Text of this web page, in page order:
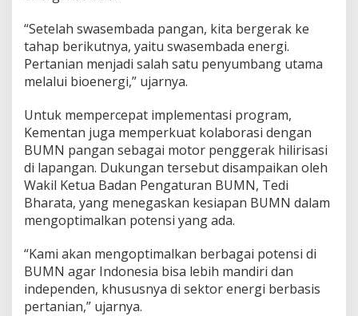
“Setelah swasembada pangan, kita bergerak ke
tahap berikutnya, yaitu swasembada energi.
Pertanian menjadi salah satu penyumbang utama
melalui bioenergi,” ujarnya.
Untuk mempercepat implementasi program,
Kementan juga memperkuat kolaborasi dengan
BUMN pangan sebagai motor penggerak hilirisasi
di lapangan. Dukungan tersebut disampaikan oleh
Wakil Ketua Badan Pengaturan BUMN, Tedi
Bharata, yang menegaskan kesiapan BUMN dalam
mengoptimalkan potensi yang ada.
“Kami akan mengoptimalkan berbagai potensi di
BUMN agar Indonesia bisa lebih mandiri dan
independen, khususnya di sektor energi berbasis
pertanian,” ujarnya.